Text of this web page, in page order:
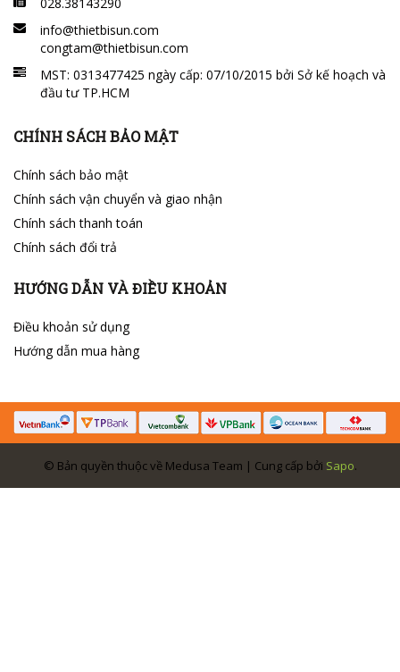
info@thietbisun.com
congtam@thietbisun.com
MST: 0313477425 ngày cấp: 07/10/2015 bởi Sở kế hoạch và
đầu tư TP.HCM
CHÍNH SÁCH BẢO MẬT
Chính sách bảo mật
Chính sách vận chuyển và giao nhận
Chính sách thanh toán
Chính sách đổi trả
HƯỚNG DẪN VÀ ĐIỀU KHOẢN
Điều khoản sử dụng
Hướng dẫn mua hàng
© Bản quyền thuộc về Medusa Team | Cung cấp bởi Sapo.